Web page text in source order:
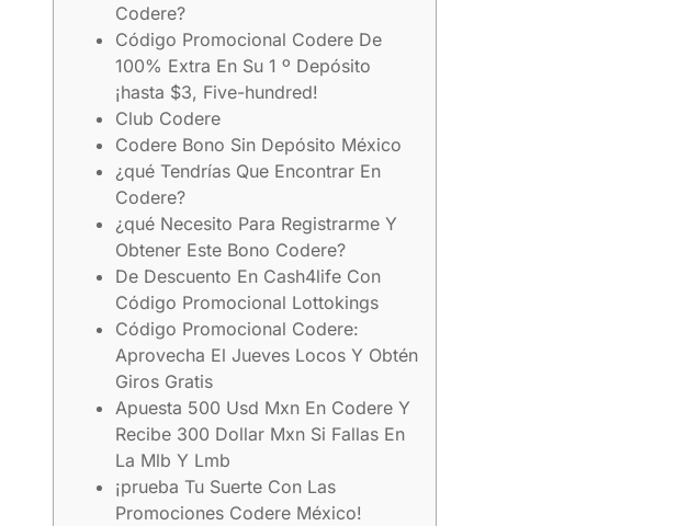
Codere?
Código Promocional Codere De
100% Extra En Su 1 º Depósito
¡hasta $3, Five-hundred!
Club Codere
Codere Bono Sin Depósito México
¿qué Tendrías Que Encontrar En
Codere?
¿qué Necesito Para Registrarme Y
Obtener Este Bono Codere?
De Descuento En Cash4life Con
Código Promocional Lottokings
Código Promocional Codere:
Aprovecha El Jueves Locos Y Obtén
Giros Gratis
Apuesta 500 Usd Mxn En Codere Y
Recibe 300 Dollar Mxn Si Fallas En
La Mlb Y Lmb
¡prueba Tu Suerte Con Las
Promociones Codere México!